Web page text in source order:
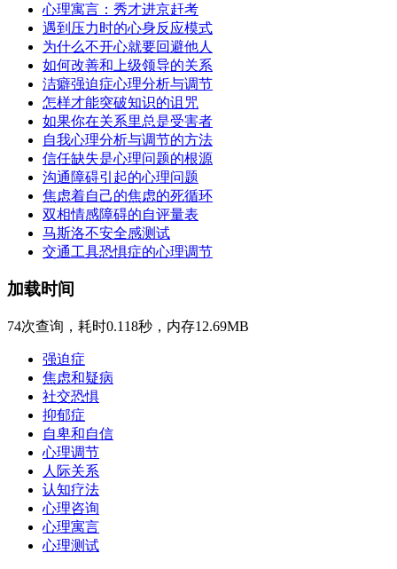
心理寓言：秀才进京赶考
遇到压力时的心身反应模式
为什么不开心就要回避他人
如何改善和上级领导的关系
洁癖强迫症心理分析与调节
怎样才能突破知识的诅咒
如果你在关系里总是受害者
自我心理分析与调节的方法
信任缺失是心理问题的根源
沟通障碍引起的心理问题
焦虑着自己的焦虑的死循环
双相情感障碍的自评量表
马斯洛不安全感测试
交通工具恐惧症的心理调节
加载时间
74次查询，耗时0.118秒，内存12.69MB
强迫症
焦虑和疑病
社交恐惧
抑郁症
自卑和自信
心理调节
人际关系
认知疗法
心理咨询
心理寓言
心理测试